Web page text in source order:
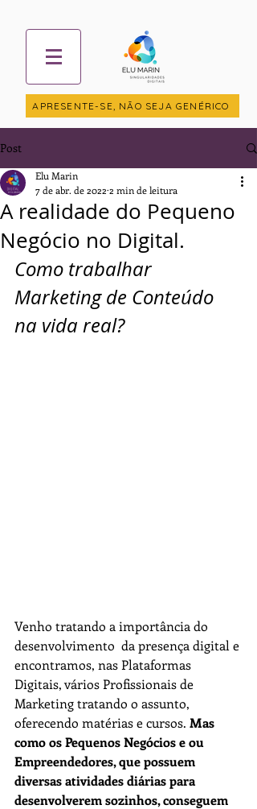
APRESENTE-SE, NÃO SEJA GENÉRICO
Post
A realidade do Pequeno
Negócio no Digital.
Elu Marin
7 de abr. de 2022 2 min de leitura
Como trabalhar
Marketing de Conteúdo
na vida real?
Venho tratando a importância do
desenvolvimento  da presença digital e
encontramos, nas Plataformas
Digitais, vários Profissionais de
Marketing tratando o assunto,
oferecendo matérias e cursos. Mas
como os Pequenos Negócios e ou
Empreendedores, que possuem
diversas atividades diárias para
desenvolverem sozinhos, conseguem